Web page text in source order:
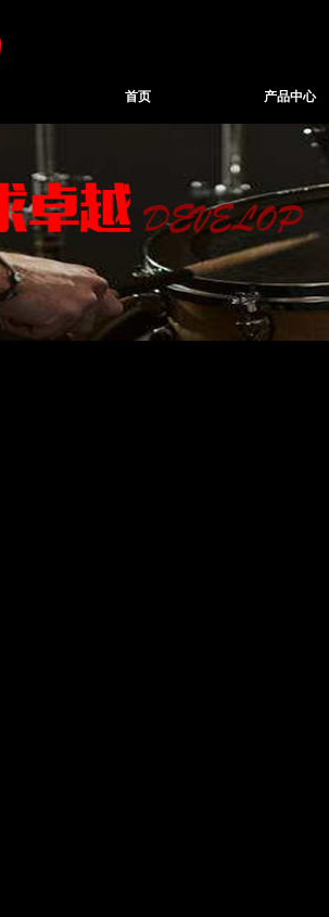
首页 产品中心